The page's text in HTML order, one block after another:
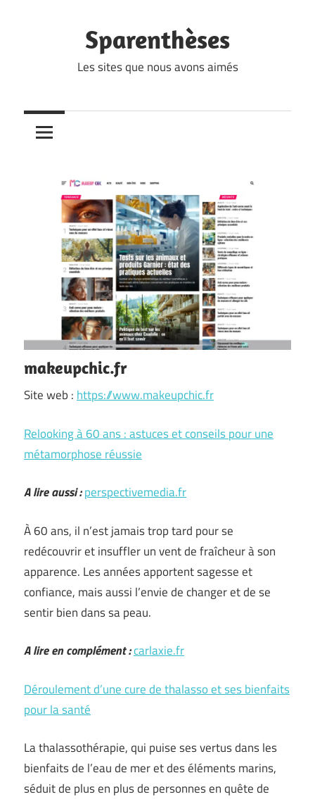
Sparenthèses
Les sites que nous avons aimés
makeupchic.fr
Site web : https://www.makeupchic.fr
Relooking à 60 ans : astuces et conseils pour une
métamorphose réussie
A lire aussi :perspectivemedia.fr
À 60 ans, il n’est jamais trop tard pour se
redécouvrir et insuffler un vent de fraîcheur à son
apparence. Les années apportent sagesse et
confiance, mais aussi l’envie de changer et de se
sentir bien dans sa peau.
A lire en complément :carlaxie.fr
Déroulement d’une cure de thalasso et ses bienfaits
pour la santé
La thalassothérapie, qui puise ses vertus dans les
bienfaits de l’eau de mer et des éléments marins,
séduit de plus en plus de personnes en quête de